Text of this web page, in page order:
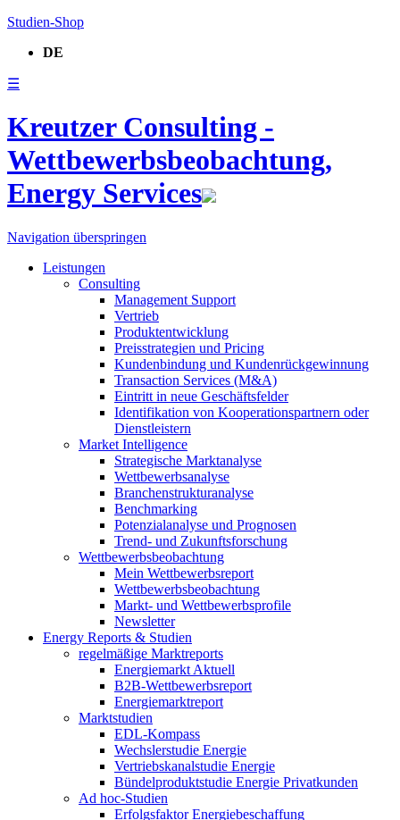
Studien-Shop
DE
☰
Kreutzer Consulting -
Wettbewerbsbeobachtung,
Energy Services
Navigation überspringen
Leistungen
Consulting
Management Support
Vertrieb
Produktentwicklung
Preisstrategien und Pricing
Kundenbindung und Kundenrückgewinnung
Transaction Services (M&A)
Eintritt in neue Geschäftsfelder
Identifikation von Kooperationspartnern oder
Dienstleistern
Market Intelligence
Strategische Marktanalyse
Wettbewerbsanalyse
Branchenstrukturanalyse
Benchmarking
Potenzialanalyse und Prognosen
Trend- und Zukunftsforschung
Wettbewerbs­beobachtung
Mein Wettbewerbsreport
Wettbewerbsbeobachtung
Markt- und Wettbewerbsprofile
Newsletter
Energy Reports & Studien
regelmäßige Marktreports
Energiemarkt Aktuell
B2B-Wettbewerbsreport
Energiemarktreport
Marktstudien
EDL-Kompass
Wechslerstudie Energie
Vertriebskanalstudie Energie
Bündelproduktstudie Energie Privatkunden
Ad hoc-Studien
Erfolgsfaktor Energiebeschaffung